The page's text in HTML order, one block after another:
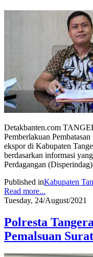
Detakbanten.com
Pemberlakuan
ekspor di Kabupaten
berdasarkan informasi
Perdagangan
Published inKabupaten
Read more...
Tuesday, 24/August/2021
Polresta
Pemalsuan